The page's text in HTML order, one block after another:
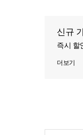
신규
즉시 할
더보기